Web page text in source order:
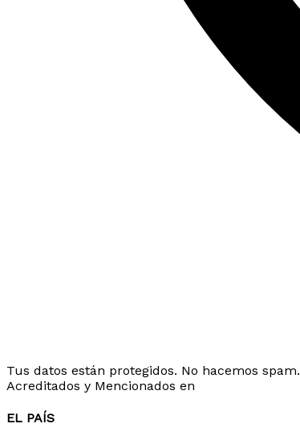
Tus datos están protegidos. No hacemos spam.
Acreditados y Mencionados en
EL PAÍS